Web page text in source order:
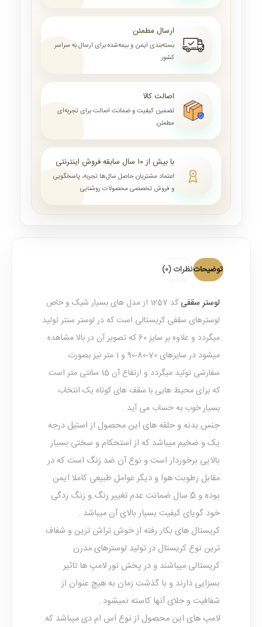
ارسال مطمئن
بسته‌بندی ایمن و بیمه‌شده برای ارسال به سراسر
کشور
اصالت کالا
تضمین کیفیت و ضمانت اصالت برای تجربه‌ای
مطمئن
با بیش از ۱۰ سال سابقه فروش اینترنتی
اعتماد مشتریان حاصل سال‌ها تجربه، پاسخگویی
و فروش تخصصی محصولات روشنایی
توضیحاتنظرات (0)
لوستر سقفی
کد 1257 از مدل های بسیار شیک و خاص
لوسترهای سقفی کریستالی است که در لوستر سنتر تولید
میگردد و علاوه بر سایز 60 که تصویر آن در بالا مشاهده
میشود در سایزهای 70-80-90 و 1 متر نیز بصورت
سفارشی تولید میگردد و ارتفاع آن 15 سانتی متر است
که برای محیط هایی با سقف های کوتاه یک انتخاب
بسیار خوب به حساب می آید .
جنس بدنه و حلقه های این محصول از استیل درجه
یک و ضخیم میباشد که از استحکام و سختی بسیار
بالایی برخوردار است و نوع آن ضد زنگ است که در
مقابل رطوبت هوا و دیگر عوامل طبیعی کاملا ایمن
بوده و 5 سال ضمانت عدم تغییر رنگ و زنگ زدگی
خود گویای کیفیت بسیار بالای آن میباشد .
کریستال های بکار رفته از خوش تراش ترین و شفاف
ترین نوع کریستال در تولید لوسترهای مدرن
کریستالی میباشند و در پخش نور لامپ ها تاثیر
بسزایی دارند و با گذشت زمان به هیچ عنوان از
شفافیت و جلای آنها کاسته نمیشود .
لامپ های این محصول از نوع اس ام دی میباشد که